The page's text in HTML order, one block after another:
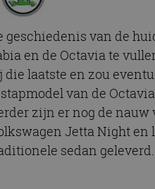
geschiedenis van de
en de Octavia te
die laatste en zou
van de
zijn er nog de nauw
Jetta Night en
sedan geleverd.